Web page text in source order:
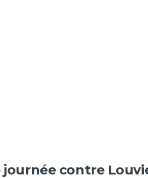
journée contre